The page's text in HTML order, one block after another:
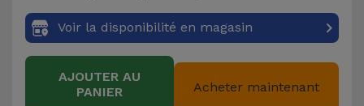
Voir
tout
Voir la disponibilité en magasin
AJOUTER AU
PANIER
Acheter maintenant